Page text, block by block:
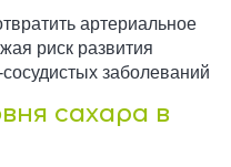
артериальное
риск развития
заболеваний
сахара в